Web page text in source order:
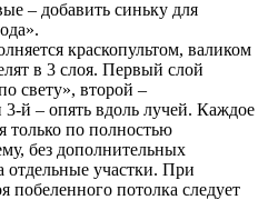
– добавить синьку для
краскопультом, валиком
в 3 слоя. Первый слой
свету», второй –
й – опять вдоль лучей. Каждое
только по полностью
без дополнительных
отдельные участки. При
потолка следует